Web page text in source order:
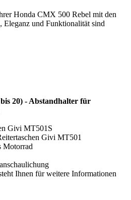
Honda CMX 500 Rebel mit den
und Funktionalität sind
20) - Abstandhalter für
Givi MT501S
Givi MT501
Motorrad
Ihnen für weitere Informationen